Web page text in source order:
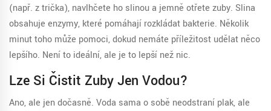
(např. z trička), navlhčete ho slinou a jemně otřete zuby. Slina
obsahuje enzymy, které pomáhají rozkládat bakterie. Několik
minut toho může pomoci, dokud nemáte příležitost udělat něco
lepšího. Není to ideální, ale je to lepší než nic.
Lze Si Čistit Zuby Jen Vodou?
Ano, ale jen dočasně. Voda sama o sobě neodstraní plak, ale